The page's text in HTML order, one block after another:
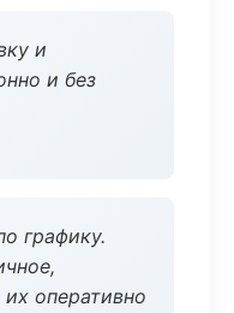
и
и без
графику.
оперативно